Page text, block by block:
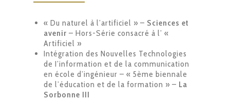
« Du naturel à l’artificiel » – Sciences et
avenir – Hors-Série consacré à l’ «
Artificiel »
Intégration des Nouvelles Technologies
de I’information et de la communication
en école d’ingénieur – « 5ème biennale
de l’éducation et de la formation » – La
Sorbonne III